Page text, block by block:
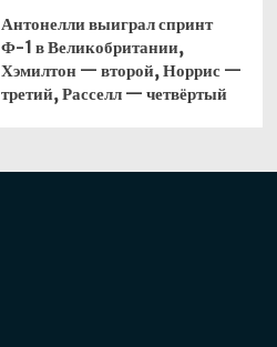
Антонелли выиграл спринт
Ф-1 в Великобритании,
Хэмилтон — второй, Норрис —
третий, Расселл — четвёртый